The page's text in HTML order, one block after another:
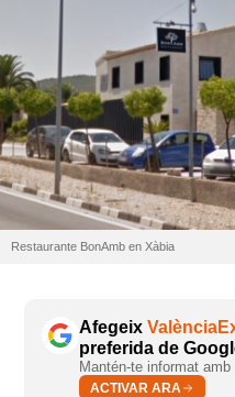
Restaurante BonAmb en Xàbia
Afegeix
preferida de
Mantén-te informat
ACTIVAR ARA